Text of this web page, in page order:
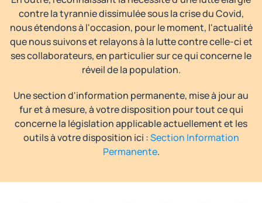
contre la tyrannie dissimulée sous la crise du Covid,
nous étendons à l'occasion, pour le moment, l'actualité
que nous suivons et relayons à la lutte contre celle-ci et
ses collaborateurs, en particulier sur ce qui concerne le
réveil de la population.
Une section d'information permanente, mise à jour au
fur et à mesure, à votre disposition pour tout ce qui
concerne la législation applicable actuellement et les
outils à votre disposition ici :Section Information
Permanente.